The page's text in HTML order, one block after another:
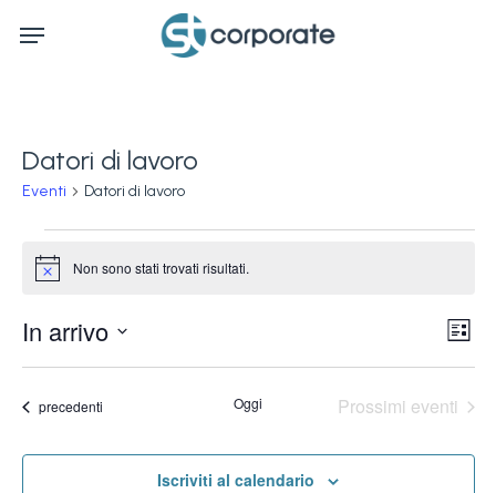
Menu
Datori di lavoro
Eventi Datori di lavoro
Eventi
Notice Non sono stati trovati risultati.
Lista
In arrivo
Seleziona
data.
Eventi
precedenti Oggi Prossimi eventi
Iscriviti al calendario